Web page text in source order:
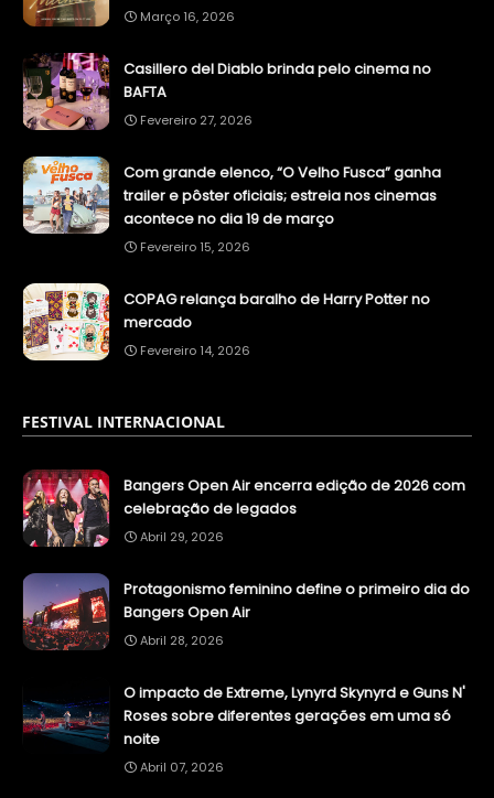
Março 16, 2026
Casillero del Diablo brinda pelo cinema no
BAFTA
Fevereiro 27, 2026
Com grande elenco, “O Velho Fusca” ganha
trailer e pôster oficiais; estreia nos cinemas
acontece no dia 19 de março
Fevereiro 15, 2026
COPAG relança baralho de Harry Potter no
mercado
Fevereiro 14, 2026
FESTIVAL INTERNACIONAL
Bangers Open Air encerra edição de 2026 com
celebração de legados
Abril 29, 2026
Protagonismo feminino define o primeiro dia do
Bangers Open Air
Abril 28, 2026
O impacto de Extreme, Lynyrd Skynyrd e Guns N'
Roses sobre diferentes gerações em uma só
noite
Abril 07, 2026